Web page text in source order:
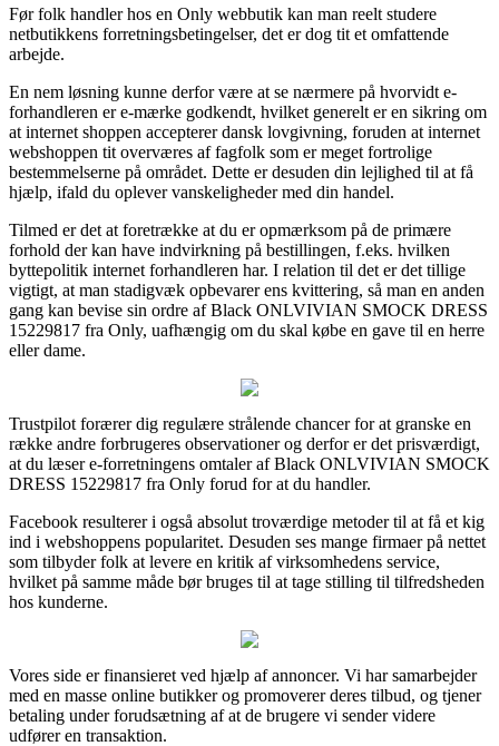
Før folk handler hos en Only webbutik kan man reelt studere
netbutikkens forretningsbetingelser, det er dog tit et omfattende
arbejde.
En nem løsning kunne derfor være at se nærmere på hvorvidt e-
forhandleren er e-mærke godkendt, hvilket generelt er en sikring om
at internet shoppen accepterer dansk lovgivning, foruden at internet
webshoppen tit overværes af fagfolk som er meget fortrolige
bestemmelserne på området. Dette er desuden din lejlighed til at få
hjælp, ifald du oplever vanskeligheder med din handel.
Tilmed er det at foretrække at du er opmærksom på de primære
forhold der kan have indvirkning på bestillingen, f.eks. hvilken
byttepolitik internet forhandleren har. I relation til det er det tillige
vigtigt, at man stadigvæk opbevarer ens kvittering, så man en anden
gang kan bevise sin ordre af Black ONLVIVIAN SMOCK DRESS
15229817 fra Only, uafhængig om du skal købe en gave til en herre
eller dame.
Trustpilot forærer dig regulære strålende chancer for at granske en
række andre forbrugeres observationer og derfor er det prisværdigt,
at du læser e-forretningens omtaler af Black ONLVIVIAN SMOCK
DRESS 15229817 fra Only forud for at du handler.
Facebook resulterer i også absolut troværdige metoder til at få et kig
ind i webshoppens popularitet. Desuden ses mange firmaer på nettet
som tilbyder folk at levere en kritik af virksomhedens service,
hvilket på samme måde bør bruges til at tage stilling til tilfredsheden
hos kunderne.
Vores side er finansieret ved hjælp af annoncer. Vi har samarbejder
med en masse online butikker og promoverer deres tilbud, og tjener
betaling under forudsætning af at de brugere vi sender videre
udfører en transaktion.